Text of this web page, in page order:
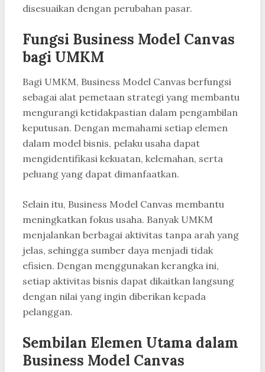
disesuaikan dengan perubahan pasar.
Fungsi Business Model Canvas
bagi UMKM
Bagi UMKM, Business Model Canvas berfungsi
sebagai alat pemetaan strategi yang membantu
mengurangi ketidakpastian dalam pengambilan
keputusan. Dengan memahami setiap elemen
dalam model bisnis, pelaku usaha dapat
mengidentifikasi kekuatan, kelemahan, serta
peluang yang dapat dimanfaatkan.
Selain itu, Business Model Canvas membantu
meningkatkan fokus usaha. Banyak UMKM
menjalankan berbagai aktivitas tanpa arah yang
jelas, sehingga sumber daya menjadi tidak
efisien. Dengan menggunakan kerangka ini,
setiap aktivitas bisnis dapat dikaitkan langsung
dengan nilai yang ingin diberikan kepada
pelanggan.
Sembilan Elemen Utama dalam
Business Model Canvas